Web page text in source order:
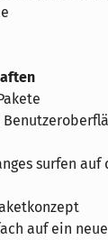
surfen auf
auf ein